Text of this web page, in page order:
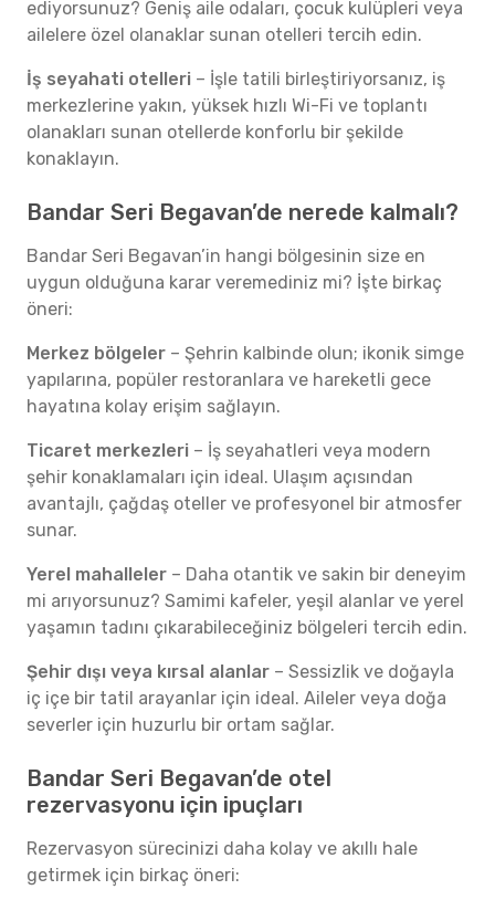
ediyorsunuz? Geniş aile odaları, çocuk kulüpleri veya
ailelere özel olanaklar sunan otelleri tercih edin.
İş seyahati otelleri – İşle tatili birleştiriyorsanız, iş
merkezlerine yakın, yüksek hızlı Wi-Fi ve toplantı
olanakları sunan otellerde konforlu bir şekilde
konaklayın.
Bandar Seri Begavan’de nerede kalmalı?
Bandar Seri Begavan’in hangi bölgesinin size en
uygun olduğuna karar veremediniz mi? İşte birkaç
öneri:
Merkez bölgeler – Şehrin kalbinde olun; ikonik simge
yapılarına, popüler restoranlara ve hareketli gece
hayatına kolay erişim sağlayın.
Ticaret merkezleri – İş seyahatleri veya modern
şehir konaklamaları için ideal. Ulaşım açısından
avantajlı, çağdaş oteller ve profesyonel bir atmosfer
sunar.
Yerel mahalleler – Daha otantik ve sakin bir deneyim
mi arıyorsunuz? Samimi kafeler, yeşil alanlar ve yerel
yaşamın tadını çıkarabileceğiniz bölgeleri tercih edin.
Şehir dışı veya kırsal alanlar – Sessizlik ve doğayla
iç içe bir tatil arayanlar için ideal. Aileler veya doğa
severler için huzurlu bir ortam sağlar.
Bandar Seri Begavan’de otel
rezervasyonu için ipuçları
Rezervasyon sürecinizi daha kolay ve akıllı hale
getirmek için birkaç öneri: